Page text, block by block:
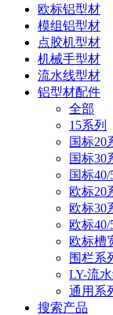
欧标铝型材
模组铝型材
点胶机型材
机械手型材
流水线型材
铝型材配件
全部
15系列
国标20
国标30
国标40/
欧标20
欧标30
欧标40/
欧标槽
围栏系
LY-流
通用系
搜索产品